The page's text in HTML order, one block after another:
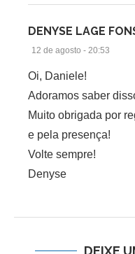
DENYSE LAGE
12 de agosto - 20:53
Oi, Daniele!
Adoramos saber
Muito obrigada por
e pela presença!
Volte sempre!
Denyse
DEIXE